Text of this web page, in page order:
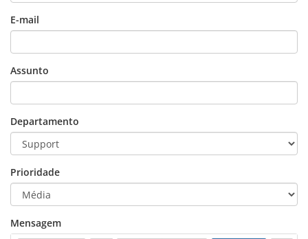
E-mail
Assunto
Departamento
Prioridade
Mensagem